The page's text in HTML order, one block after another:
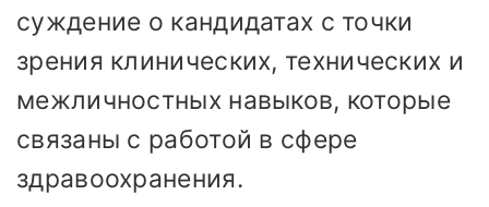
суждение о кандидатах с точки
зрения клинических, технических и
межличностных навыков, которые
связаны с работой в сфере
здравоохранения.